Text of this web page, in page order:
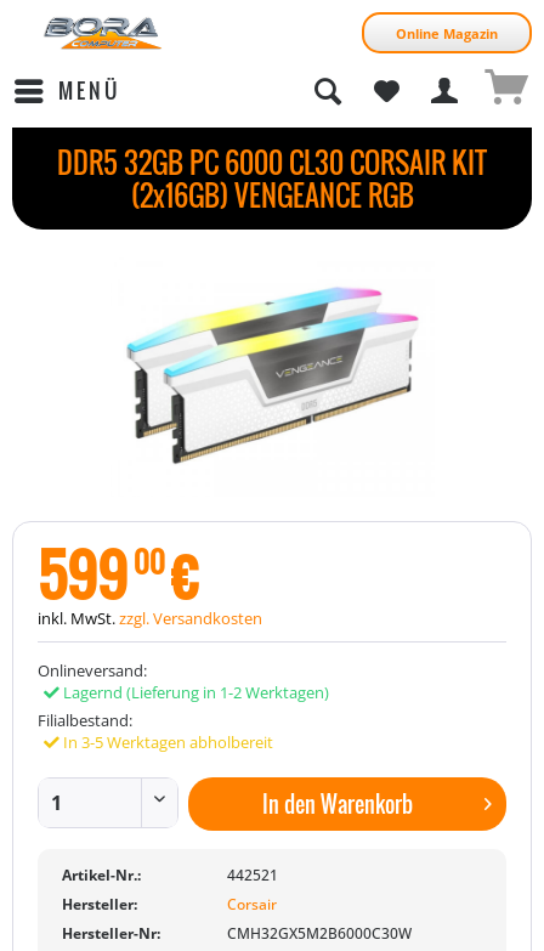
Online Magazin
MENÜ
DDR5 32GB PC 6000 CL30 CORSAIR KIT
(2x16GB) VENGEANCE RGB
59900€
inkl. MwSt.zzgl. Versandkosten
Onlineversand:
Lagernd (Lieferung in 1-2 Werktagen)
Filialbestand:
In 3-5 Werktagen abholbereit
In denWarenkorb
Artikel-Nr.:
442521
Hersteller:
Corsair
Hersteller-Nr:
CMH32GX5M2B6000C30W